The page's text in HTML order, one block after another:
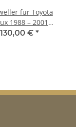
für Toyota
1988 – 2001
rechts
130,00 € *